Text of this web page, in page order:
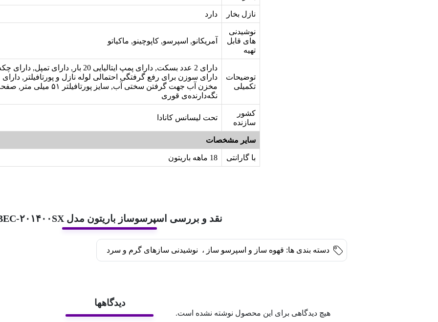
نازل بخار دارد
نوشیدنی
های قابل
تهیه
آمریکانو, اسپرسو, کاپوچینو, ماکیاتو
توضیحات
تکمیلی
دارای 2 عدد بسکت, دارای پمپ ایتالیایی 20 بار, دارای
دارای سوزن برای رفع گرفتگی احتمالی لوله نازل و پورتافیلتر, دارای
مخزن آب جهت گرفتن سختی آب, سایز
نگه‌دارنده‌ی قوری
کشور
سازنده
تحت لیسانس کانادا
سایر مشخصات
با گارانتی 18 ماهه باریتون
نقد و بررسی اسپرسوساز باریتون مدل BEC-۲۰۱۴۰۰SX
دسته بندی ها: قهوه ساز و اسپرسو ساز ، نوشیدنی سازهای گرم و سرد
دیدگاهها
هیچ دیدگاهی برای این محصول نوشته نشده است.